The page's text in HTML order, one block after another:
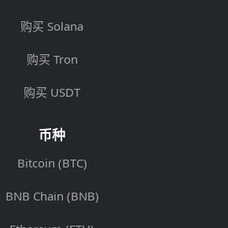
购买 Solana
购买 Tron
购买 USDT
币种
Bitcoin (BTC)
BNB Chain (BNB)